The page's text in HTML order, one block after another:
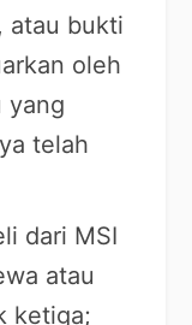
atau bukti
oleh
yang
telah
dari MSI
atau
ketiga;